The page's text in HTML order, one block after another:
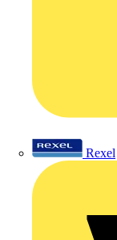
Rexel